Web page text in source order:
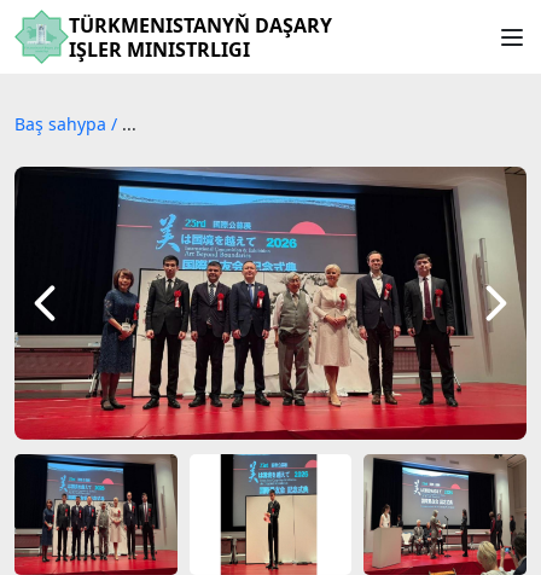
TÜRKMENISTANYŇ DAŞARY
IŞLER MINISTRLIGI
Baş sahypa / ...